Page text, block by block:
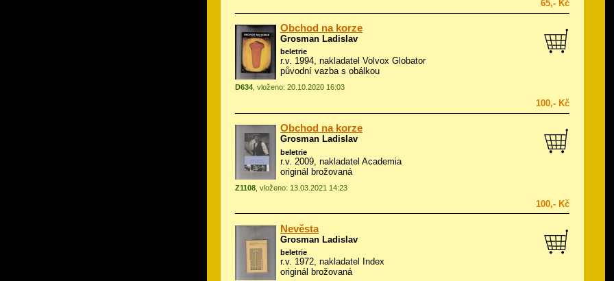
65,- Kč
Obchod na korze
Grosman Ladislav
beletrie
r.v. 1994, nakladatel Volvox Globator
původní vazba s obálkou
D634 , vloženo: 20.10.2020 16:03
100,- Kč
Obchod na korze
Grosman Ladislav
beletrie
r.v. 2009, nakladatel Academia
originál brožovaná
Z1108 , vloženo: 13.03.2021 14:23
100,- Kč
Nevěsta
Grosman Ladislav
beletrie
r.v. 1972, nakladatel Index
originál brožovaná